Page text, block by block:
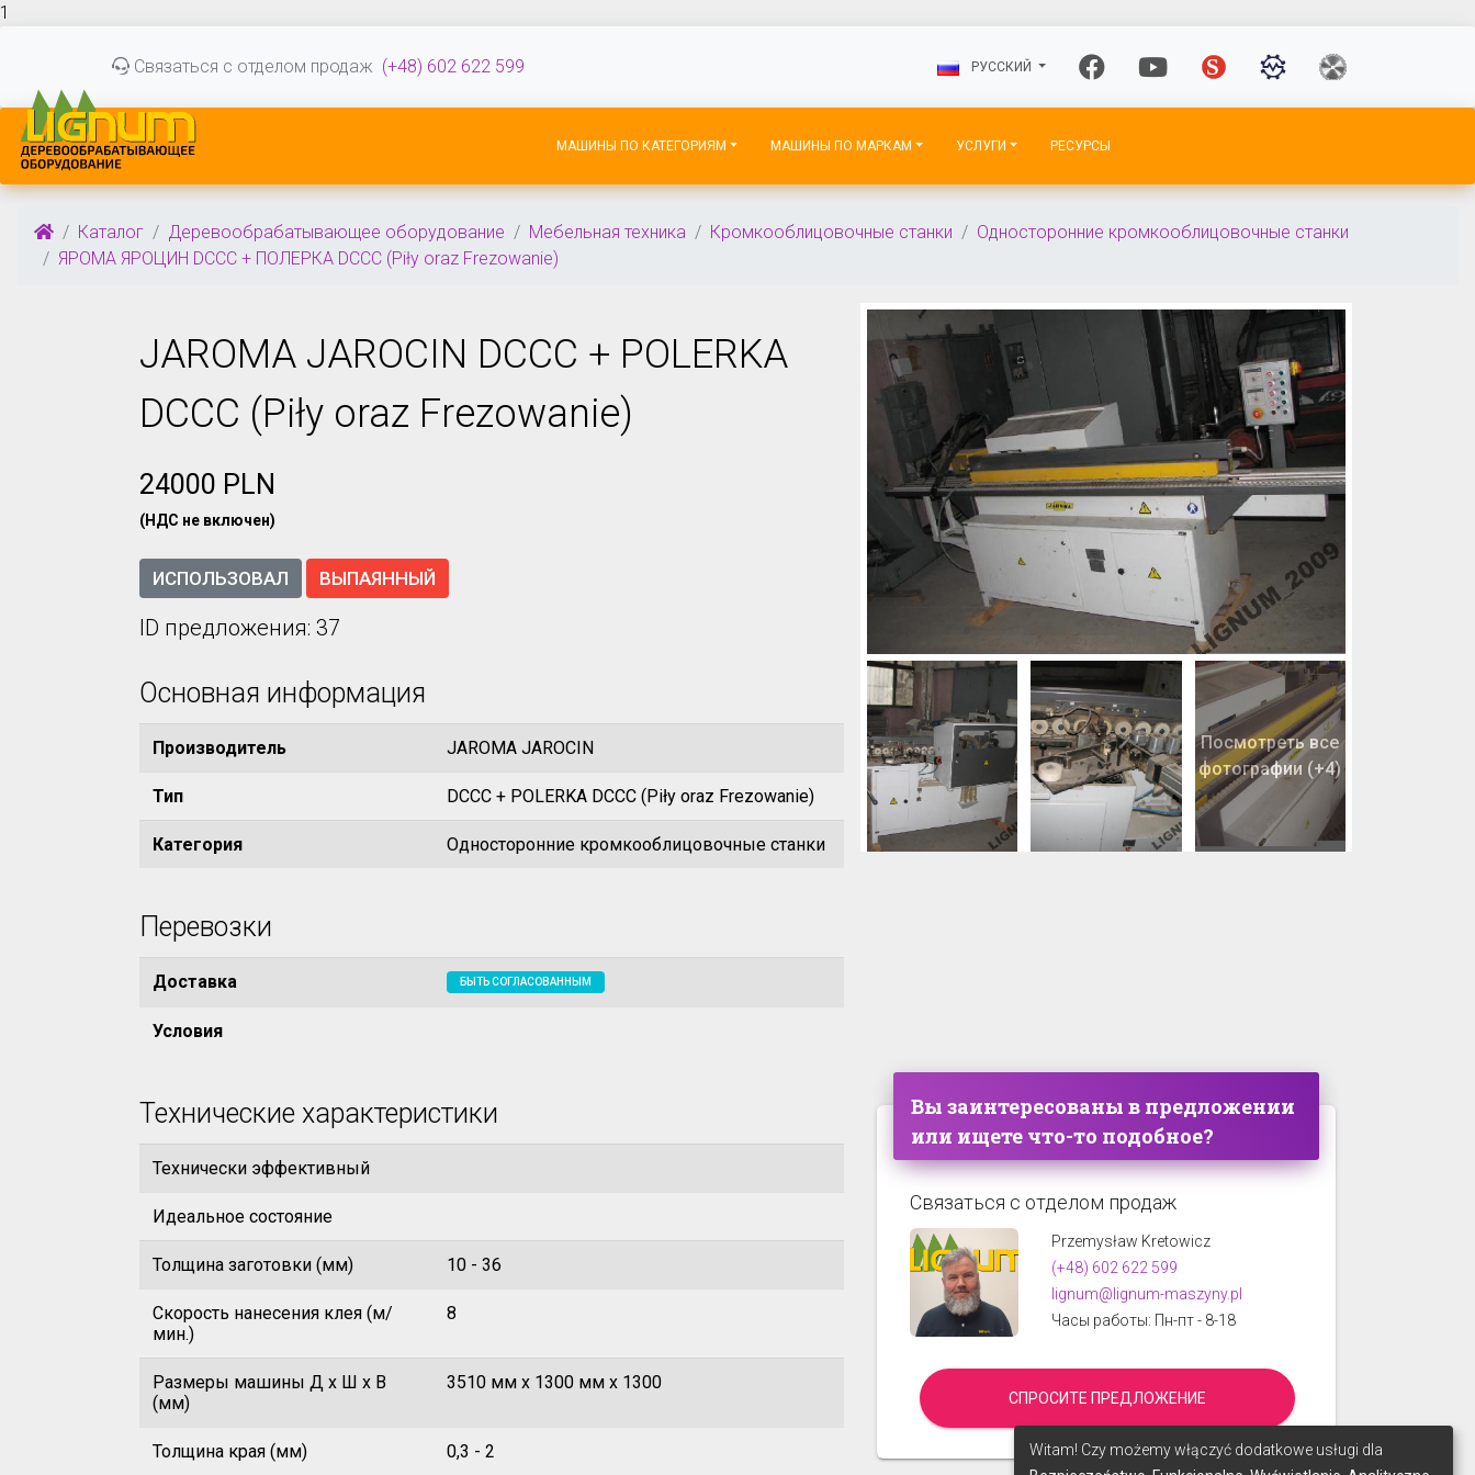
1
Связаться с отделом продаж (+48) 602 622 599 PУССКИЙ
МАШИНЫ ПО КАТЕГОРИЯМ МАШИНЫ ПО МАРКАМ УСЛУГИ РЕСУРСЫ
Каталог Деревообрабатывающее оборудование Мебельная техника Кромкооблицовочные станки
Односторонние кромкооблицовочные станки
ЯРОМА ЯРОЦИН DCCC + ПОЛЕРКА DCCC (Piły oraz Frezowanie)
JAROMA JAROCIN DCCC + POLERKA
DCCC (Piły oraz Frezowanie)
24000 PLN
(НДС не включен)
ИСПОЛЬЗОВАЛ ВЫПАЯННЫЙ
ID предложения: 37
Основная информация
Производитель JAROMA JAROCIN
Тип DCCC + POLERKA DCCC (Piły oraz Frezowanie)
Категория Односторонние кромкооблицовочные станки
Перевозки
Доставка БЫТЬ СОГЛАСОВАННЫМ
Условия
Посмотреть все
фотографии (+4)
Вы заинтересованы в предложении
или ищете что-то подобное?
Связаться с отделом продаж
Przemysław Kretowicz
(+48) 602 622 599
lignum@lignum-maszyny.pl
Часы работы: Пн-пт - 8-18
СПРОСИТЕ ПРЕДЛОЖЕНИЕ
Технические характеристики
Технически эффективный
Идеальное состояние
Толщина заготовки (мм) 10 - 36
Скорость нанесения клея (м/
мин.)
8
Размеры машины Д х Ш х В
(мм)
3510 мм x 1300 мм x 1300
Толщина края (мм) 0,3 - 2
Witam! Czy możemy włączyć dodatkowe usługi dla